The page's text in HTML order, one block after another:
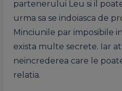
partenerului Leu si il
urma sa se indoiasca de
Minciunile par imposibile
exista multe secrete. Iar
neincrederea care le
relatia.